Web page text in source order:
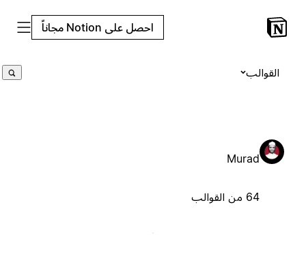
احصل على Notion مجاناً
القوالب
Murad